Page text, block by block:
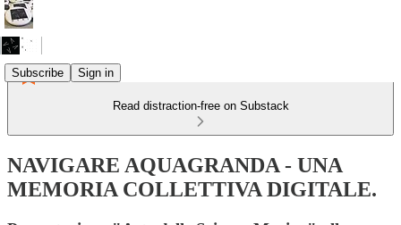
Subscribe Sign in
Read distraction-free on Substack
NAVIGARE AQUAGRANDA - UNA
MEMORIA COLLETTIVA DIGITALE.